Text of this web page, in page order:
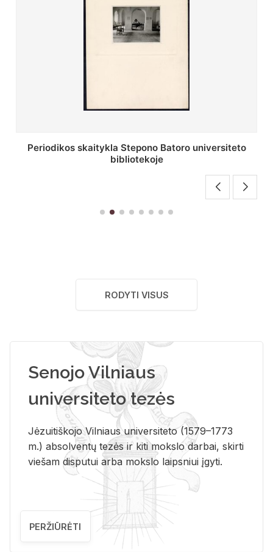
Stepono Batoro universiteto bibliotekos antrojo
aukšto fojė
RODYTI VISUS
Senojo Vilniaus
universiteto tezės
Jėzuitiškojo Vilniaus universiteto (1579–1773
m.) absolventų tezės ir kiti mokslo darbai, skirti
viešam disputui arba mokslo laipsniui įgyti.
PERŽIŪRĖTI